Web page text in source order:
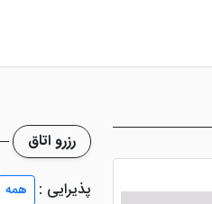
رزرو اتاق
پذیرایی :
همه